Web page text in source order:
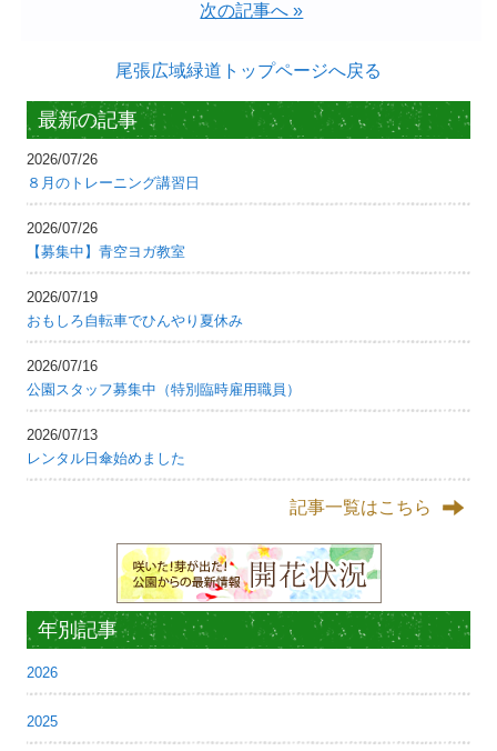
次の記事へ »
尾張広域緑道トップページへ戻る
最新の記事
2026/07/26
８月のトレーニング講習日
2026/07/26
【募集中】青空ヨガ教室
2026/07/19
おもしろ自転車でひんやり夏休み
2026/07/16
公園スタッフ募集中（特別臨時雇用職員）
2026/07/13
レンタル日傘始めました
記事一覧はこちら
年別記事
2026
2025